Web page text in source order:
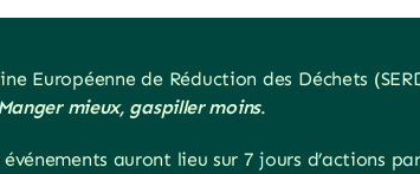
Européenne de Réduction des Déchets
Manger mieux, gaspiller moins.
événements auront lieu sur 7 jours d’actions